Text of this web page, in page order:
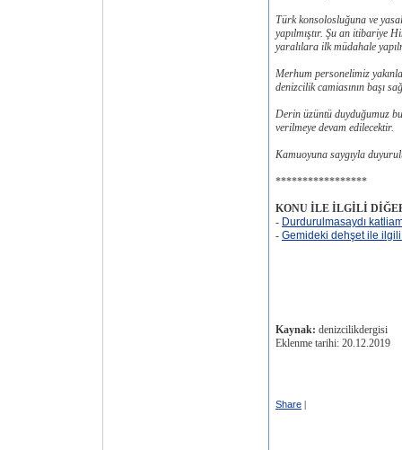
Türk konsolosluğuna ve
yapılmıştır. Şu an itibariye
yaralılara ilk müdahale
Merhum personelimiz
denizcilik camiasının başı
Derin üzüntü duyduğumuz
verilmeye devam edilecektir.
Kamuoyuna saygıyla
*****************
KONU İLE İLGİLİ
- Durdurulmasaydı
- Gemideki dehşet ile ilgili
Kaynak: denizcilikdergisi
Eklenme tarihi: 20.12.2019
Share |